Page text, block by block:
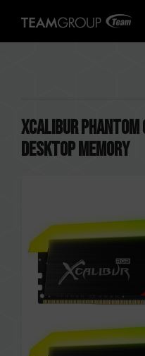
XCALIBUR Phantom
DESKTOP MEMORY